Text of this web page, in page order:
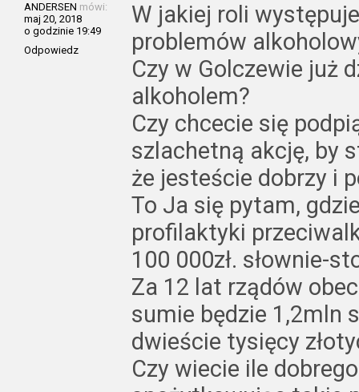
ANDERSEN mówi:
maj 20, 2018
o godzinie 19:49
Odpowiedz
W jakiej roli
problemów
Czy w Golczewie już
alkoholem?
Czy chcecie się
szlachetną akcję, by
że jesteście dobrzy i
To Ja się pytam,
profilaktyki
100 000zł. słownie-
Za 12 lat rządów
sumie będzie 1,2mln
dwieście tysięcy
Czy wiecie ile